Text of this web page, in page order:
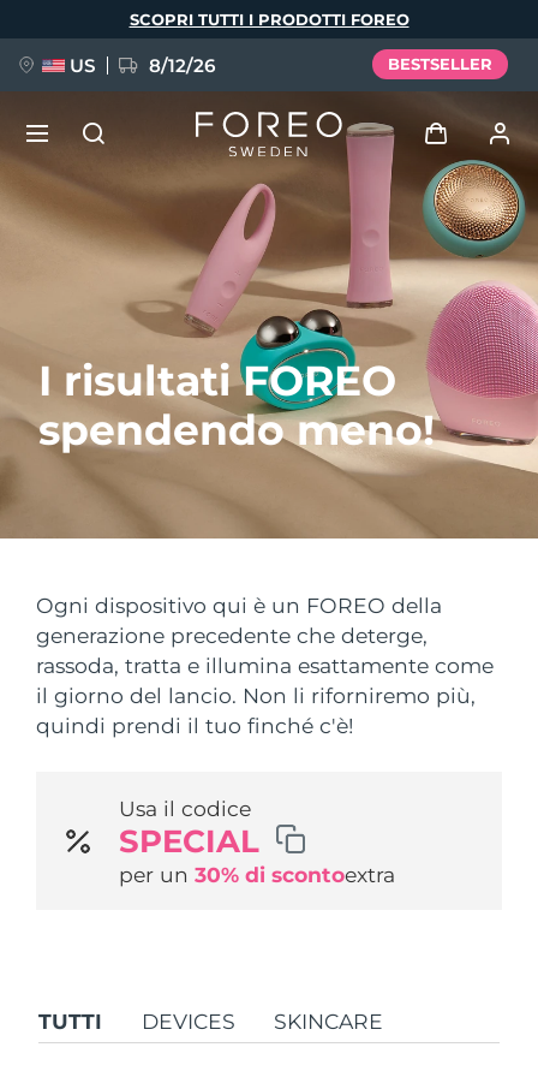
I risultati FOREO
spendendo meno!
Ogni dispositivo qui è un FOREO della
generazione precedente che deterge,
rassoda, tratta e illumina esattamente come
il giorno del lancio. Non li riforniremo più,
quindi prendi il tuo finché c'è!
Usa il codice
SPECIAL
per un30% di scontoextra
TUTTI DEVICES SKINCARE
SCOPRI TUTTI I PRODOTTI FOREO
US 8/12/26 BESTSELLER
Accedi
Profilo utente
I miei dispositivi
I miei ordini
I miei indirizzi
I miei abbonamenti
NUOVO
FAQ™ Pure Beauty-Tech Elixir
BREAKING NEWS
FAQ™ Dual LED Panel
POPOLARE
Offerte speciali Bestseller
Lingua
Deutsch
Español
Français
Italiano
Português
Svenska
Русский
Türkçe
繁體中文
Paese di spedizione
Stati Uniti Consegna stimata
Regno Unito Consegna stimata8/11/26
Spagna Consegna stimata
Francia Consegna stimata